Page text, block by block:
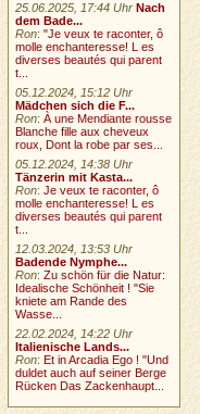
25.06.2025, 17:44 Uhr Nach
dem Bade...
Ron:"Je veux te raconter, ô
molle enchanteresse! L es
diverses beautés qui parent
t...
05.12.2024, 15:12 Uhr
Mädchen sich die F...
Ron:À une Mendiante rousse
Blanche fille aux cheveux
roux, Dont la robe par ses...
05.12.2024, 14:38 Uhr
Tänzerin mit Kasta...
Ron:Je veux te raconter, ô
molle enchanteresse! L es
diverses beautés qui parent
t...
12.03.2024, 13:53 Uhr
Badende Nymphe...
Ron:Zu schön für die Natur:
Idealische Schönheit ! "Sie
kniete am Rande des
Wasse...
22.02.2024, 14:22 Uhr
Italienische Lands...
Ron:Et in Arcadia Ego ! "Und
duldet auch auf seiner Berge
Rücken Das Zackenhaupt...